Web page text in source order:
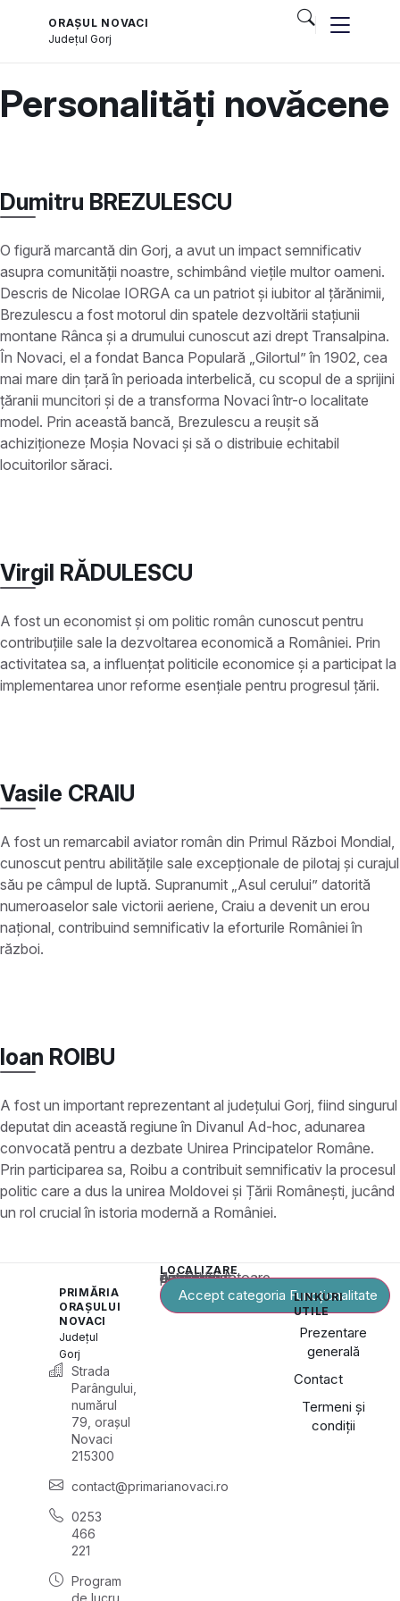
ORAȘUL NOVACI
JudețulGorj
Personalități novăcene
Dumitru BREZULESCU
O figură marcantă din Gorj, a avut un impact semnificativ
asupra comunității noastre, schimbând viețile multor oameni.
Descris de Nicolae IORGA ca un patriot și iubitor al țărănimii,
Brezulescu a fost motorul din spatele dezvoltării stațiunii
montane Rânca și a drumului cunoscut azi drept Transalpina.
În Novaci, el a fondat Banca Populară „Gilortul” în 1902, cea
mai mare din țară în perioada interbelică, cu scopul de a sprijini
țăranii muncitori și de a transforma Novaci într-o localitate
model. Prin această bancă, Brezulescu a reușit să
achiziționeze Moșia Novaci și să o distribuie echitabil
locuitorilor săraci.
Virgil RĂDULESCU
A fost un economist și om politic român cunoscut pentru
contribuțiile sale la dezvoltarea economică a României. Prin
activitatea sa, a influențat politicile economice și a participat la
implementarea unor reforme esențiale pentru progresul țării.
Vasile CRAIU
A fost un remarcabil aviator român din Primul Război Mondial,
cunoscut pentru abilitățile sale excepționale de pilotaj și curajul
său pe câmpul de luptă. Supranumit „Asul cerului” datorită
numeroaselor sale victorii aeriene, Craiu a devenit un erou
național, contribuind semnificativ la eforturile României în
război.
Ioan ROIBU
A fost un important reprezentant al județului Gorj, fiind singurul
deputat din această regiune în Divanul Ad-hoc, adunarea
convocată pentru a dezbate Unirea Principatelor Române.
Prin participarea sa, Roibu a contribuit semnificativ la procesul
politic care a dus la unirea Moldovei și Țării Românești, jucând
un rol crucial în istoria modernă a României.
PRIMĂRIA
ORAȘULUI
NOVACI
Județul
Gorj
Strada
Parângului,
numărul
79, orașul
Novaci
215300
contact@primarianovaci.ro
0253
466
221
Program
de lucru
LOCALIZARE
Acest conținut este blocat până când acceptați categoria corespunzătoare de cookie-uri.
Accept categoria Funcționalitate
LINKURI
UTILE
Prezentare
generală
Contact
Termeni și
condiții